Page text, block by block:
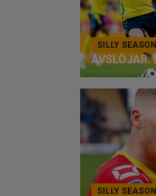
SILLY SEASON
SILLY SEASON